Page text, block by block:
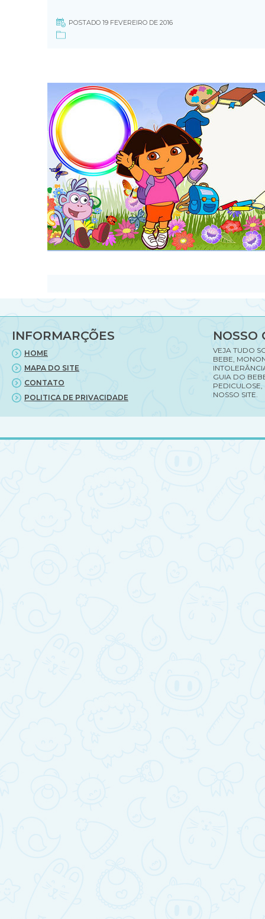
POSTADO 19 FEVEREIRO DE 2016
INFORMARÇÕES
HOME
MAPA DO SITE
CONTATO
POLITICA DE PRIVACIDADE
NOSSO
VEJA TUDO
BEBE,
GUIA DO
PEDICULOSE,
NOSSO SITE.